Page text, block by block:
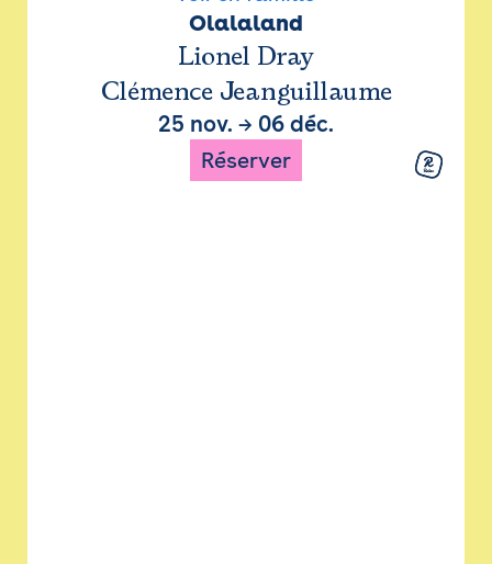
Olalaland
Lionel Dray
Clémence Jeanguillaume
25 nov. → 06 déc.
Réserver